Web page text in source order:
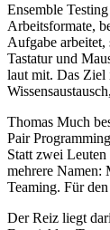
Ensemble
Arbeitsformate,
Aufgabe arbeitet,
Tastatur und
laut mit. Das Ziel
Thomas Much
Pair
Statt zwei
mehrere Namen:
Teaming. Für
Der Reiz liegt